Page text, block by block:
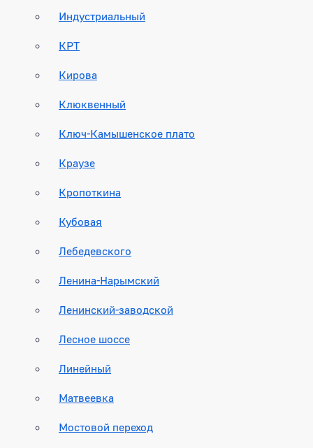
Индустриальный
КРТ
Кирова
Клюквенный
Ключ-Камышенское плато
Краузе
Кропоткина
Кубовая
Лебедевского
Ленина-Нарымский
Ленинский-заводской
Лесное шоссе
Линейный
Матвеевка
Мостовой переход